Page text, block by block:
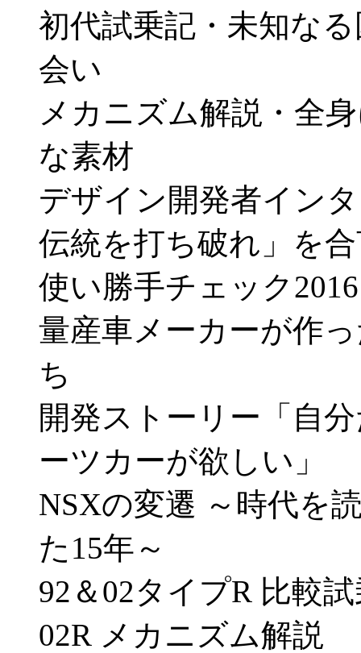
初代試乗記・未知な
会い
メカニズム解説・全
な素材
デザイン開発者イン
伝統を打ち破れ」を
使い勝手チェック2016
量産車メーカーが作
ち
開発ストーリー「自
ーツカーが欲しい」
NSXの変遷 ～時代を
た15年～
92＆02タイプR 比較
02R メカニズム解説